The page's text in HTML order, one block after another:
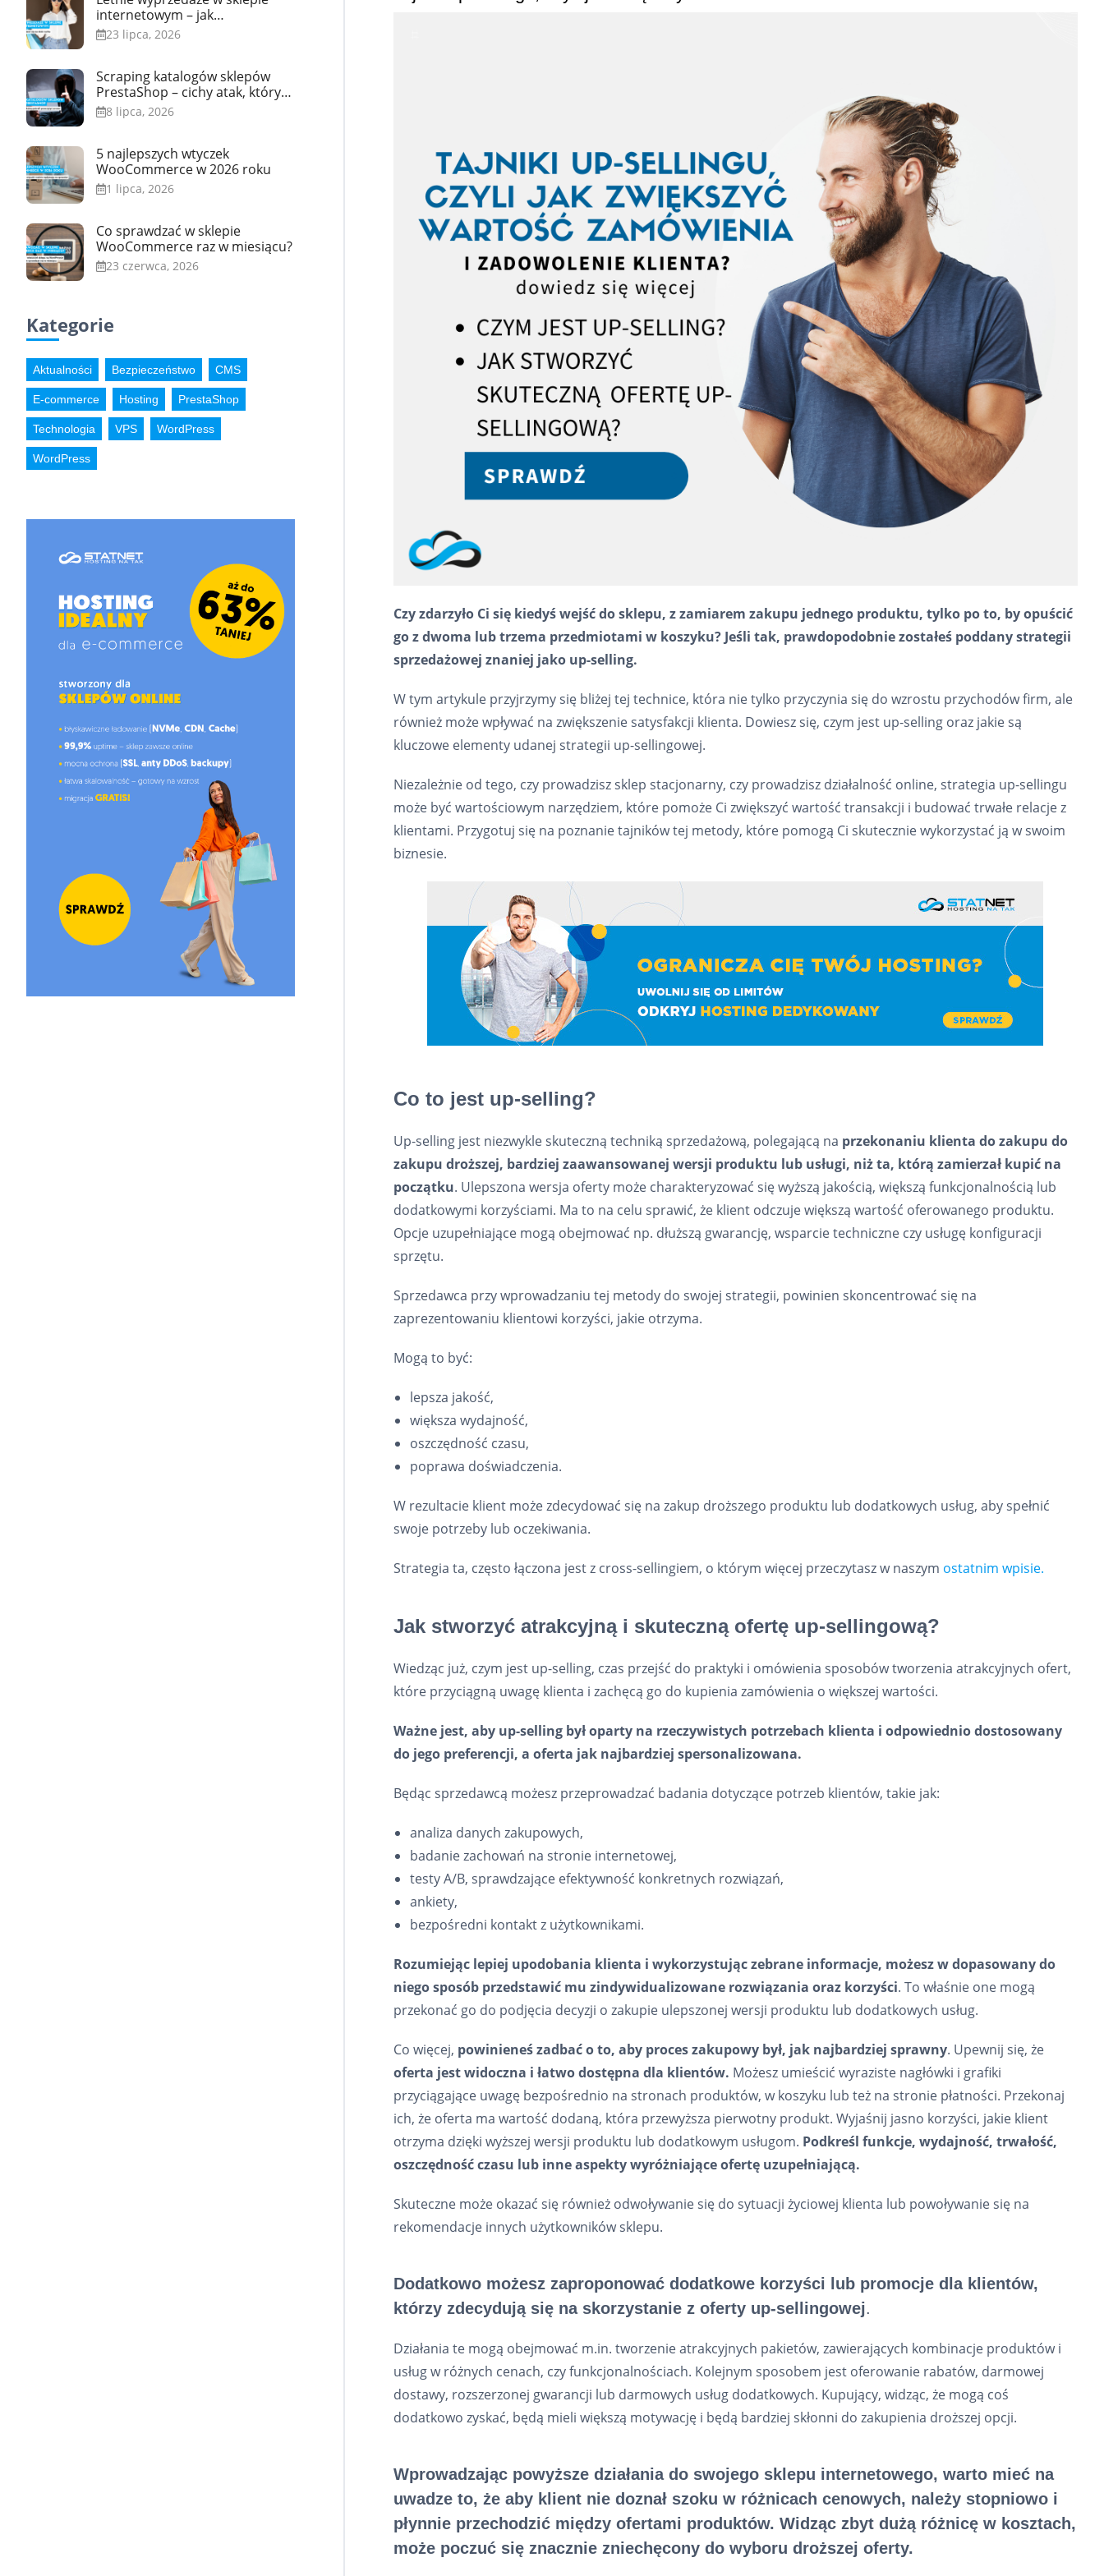
Czy zdarzyło Ci się kiedyś wejść do sklepu, z zamiarem zakupu jednego produktu, tylko po to, by opuścić
go z dwoma lub trzema przedmiotami w koszyku? Jeśli tak, prawdopodobnie zostałeś poddany strategii
sprzedażowej znaniej jako up-selling.
W tym artykule przyjrzymy się bliżej tej technice, która nie tylko przyczynia się do wzrostu przychodów firm, ale
również może wpływać na zwiększenie satysfakcji klienta. Dowiesz się, czym jest up-selling oraz jakie są
kluczowe elementy udanej strategii up-sellingowej.
Niezależnie od tego, czy prowadzisz sklep stacjonarny, czy prowadzisz działalność online, strategia up-sellingu
może być wartościowym narzędziem, które pomoże Ci zwiększyć wartość transakcji i budować trwałe relacje z
klientami. Przygotuj się na poznanie tajników tej metody, które pomogą Ci skutecznie wykorzystać ją w swoim
biznesie.
Co to jest up-selling?
Up-selling jest niezwykle skuteczną techniką sprzedażową, polegającą na przekonaniu klienta do zakupu do
zakupu droższej, bardziej zaawansowanej wersji produktu lub usługi, niż ta, którą zamierzał kupić na
początku. Ulepszona wersja oferty może charakteryzować się wyższą jakością, większą funkcjonalnością lub
dodatkowymi korzyściami. Ma to na celu sprawić, że klient odczuje większą wartość oferowanego produktu.
Opcje uzupełniające mogą obejmować np. dłuższą gwarancję, wsparcie techniczne czy usługę konfiguracji
sprzętu.
Sprzedawca przy wprowadzaniu tej metody do swojej strategii, powinien skoncentrować się na
zaprezentowaniu klientowi korzyści, jakie otrzyma.
Mogą to być:
lepsza jakość,
większa wydajność,
oszczędność czasu,
poprawa doświadczenia.
W rezultacie klient może zdecydować się na zakup droższego produktu lub dodatkowych usług, aby spełnić
swoje potrzeby lub oczekiwania.
Strategia ta, często łączona jest z cross-sellingiem, o którym więcej przeczytasz w naszym ostatnim wpisie.
Jak stworzyć atrakcyjną i skuteczną ofertę up-sellingową?
Wiedząc już, czym jest up-selling, czas przejść do praktyki i omówienia sposobów tworzenia atrakcyjnych ofert,
które przyciągną uwagę klienta i zachęcą go do kupienia zamówienia o większej wartości.
Ważne jest, aby up-selling był oparty na rzeczywistych potrzebach klienta i odpowiednio dostosowany
do jego preferencji, a oferta jak najbardziej spersonalizowana.
Będąc sprzedawcą możesz przeprowadzać badania dotyczące potrzeb klientów, takie jak:
analiza danych zakupowych,
badanie zachowań na stronie internetowej,
testy A/B, sprawdzające efektywność konkretnych rozwiązań,
ankiety,
bezpośredni kontakt z użytkownikami.
Rozumiejąc lepiej upodobania klienta i wykorzystując zebrane informacje, możesz w dopasowany do
niego sposób przedstawić mu zindywidualizowane rozwiązania oraz korzyści. To właśnie one mogą
przekonać go do podjęcia decyzji o zakupie ulepszonej wersji produktu lub dodatkowych usług.
Co więcej, powinieneś zadbać o to, aby proces zakupowy był, jak najbardziej sprawny. Upewnij się, że
oferta jest widoczna i łatwo dostępna dla klientów. Możesz umieścić wyraziste nagłówki i grafiki
przyciągające uwagę bezpośrednio na stronach produktów, w koszyku lub też na stronie płatności. Przekonaj
ich, że oferta ma wartość dodaną, która przewyższa pierwotny produkt. Wyjaśnij jasno korzyści, jakie klient
otrzyma dzięki wyższej wersji produktu lub dodatkowym usługom. Podkreśl funkcje, wydajność, trwałość,
oszczędność czasu lub inne aspekty wyróżniające ofertę uzupełniającą.
Skuteczne może okazać się również odwoływanie się do sytuacji życiowej klienta lub powoływanie się na
rekomendacje innych użytkowników sklepu.
Dodatkowo możesz zaproponować dodatkowe korzyści lub promocje dla klientów,
którzy zdecydują się na skorzystanie z oferty up-sellingowej.
Działania te mogą obejmować m.in. tworzenie atrakcyjnych pakietów, zawierających kombinacje produktów i
usług w różnych cenach, czy funkcjonalnościach. Kolejnym sposobem jest oferowanie rabatów, darmowej
dostawy, rozszerzonej gwarancji lub darmowych usług dodatkowych. Kupujący, widząc, że mogą coś
dodatkowo zyskać, będą mieli większą motywację i będą bardziej skłonni do zakupienia droższej opcji.
Wprowadzając powyższe działania do swojego sklepu internetowego, warto mieć na
uwadze to, że aby klient nie doznał szoku w różnicach cenowych, należy stopniowo i
płynnie przechodzić między ofertami produktów. Widząc zbyt dużą różnicę w kosztach,
może poczuć się znacznie zniechęcony do wyboru droższej oferty.
internetowym – jak
przygotować się na skok ruchu
23 lipca, 2026
Scraping katalogów sklepów
PrestaShop – cichy atak, który
potrafi przeciążyć serwer
8 lipca, 2026
5 najlepszych wtyczek
WooCommerce w 2026 roku
1 lipca, 2026
Co sprawdzać w sklepie
WooCommerce raz w miesiącu?
23 czerwca, 2026
Kategorie
Aktualności Bezpieczeństwo CMS
E-commerce Hosting PrestaShop
Technologia VPS WordPress
WordPress